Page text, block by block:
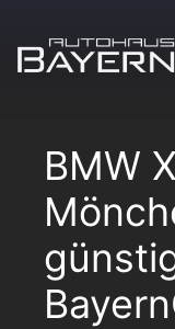
Inhalt
springen
BMW